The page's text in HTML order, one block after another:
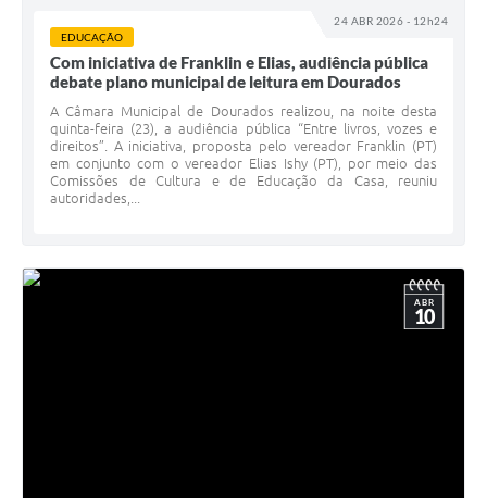
24 ABR 2026 - 12h24
EDUCAÇÃO
Com iniciativa de Franklin e Elias, audiência pública
debate plano municipal de leitura em Dourados
A Câmara Municipal de Dourados realizou, na noite desta
quinta-feira (23), a audiência pública “Entre livros, vozes e
direitos”. A iniciativa, proposta pelo vereador Franklin (PT)
em conjunto com o vereador Elias Ishy (PT), por meio das
Comissões de Cultura e de Educação da Casa, reuniu
autoridades,...
ABR
10